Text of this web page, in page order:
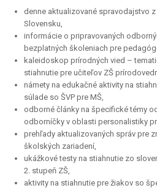
denne aktualizované spravodajstvo
Slovensku,
informácie o pripravovaných
bezplatných školeniach pre
kaleidoskop prírodných vied –
stiahnutie pre učiteľov ZŠ
námety na edukačné aktivity na
súlade so ŠVP pre MŠ,
odborné články na špecifické témy
odborníčky v oblasti personalistiky
prehľady aktualizovaných správ pre
školských zariadení,
ukážkové testy na stiahnutie zo
2. stupeň ZŠ,
aktivity na stiahnutie pre žiakov so